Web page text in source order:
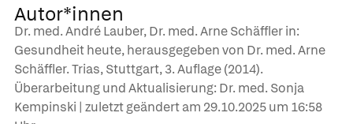
Autor*innen
Dr. med. André Lauber, Dr. med. Arne Schäffler in:
Gesundheit heute, herausgegeben von Dr. med. Arne
Schäffler. Trias, Stuttgart, 3. Auflage (2014).
Überarbeitung und Aktualisierung: Dr. med. Sonja
Kempinski | zuletzt geändert am 29.10.2025um 16:58